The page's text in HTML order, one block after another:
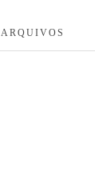
ARQUIVOS